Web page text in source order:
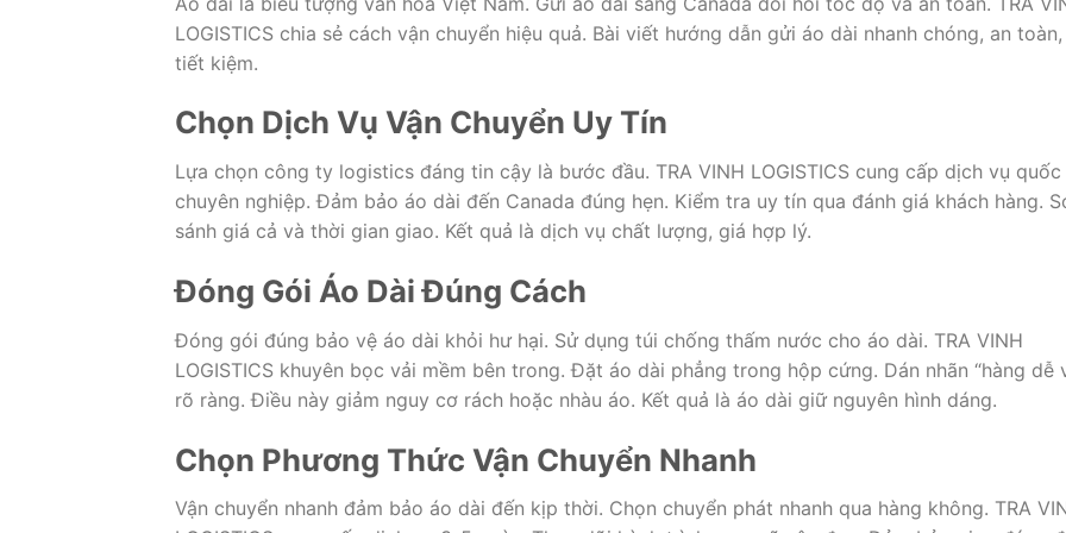
LOGISTICS chia sẻ cách vận chuyển hiệu quả. Bài viết hướng dẫn gửi áo dài nhanh chóng, an toàn,
tiết kiệm.
Chọn Dịch Vụ Vận Chuyển Uy Tín
Lựa chọn công ty logistics đáng tin cậy là bước đầu. TRA VINH LOGISTICS cung cấp dịch vụ
chuyên nghiệp. Đảm bảo áo dài đến Canada đúng hẹn. Kiểm tra uy tín qua đánh giá khách hàng.
sánh giá cả và thời gian giao. Kết quả là dịch vụ chất lượng, giá hợp lý.
Đóng Gói Áo Dài Đúng Cách
Đóng gói đúng bảo vệ áo dài khỏi hư hại. Sử dụng túi chống thấm nước cho áo dài. TRA VINH
LOGISTICS khuyên bọc vải mềm bên trong. Đặt áo dài phẳng trong hộp cứng. Dán nhãn “hàng dễ
rõ ràng. Điều này giảm nguy cơ rách hoặc nhàu áo. Kết quả là áo dài giữ nguyên hình dáng.
Chọn Phương Thức Vận Chuyển Nhanh
Vận chuyển nhanh đảm bảo áo dài đến kịp thời. Chọn chuyển phát nhanh qua hàng không. TRA